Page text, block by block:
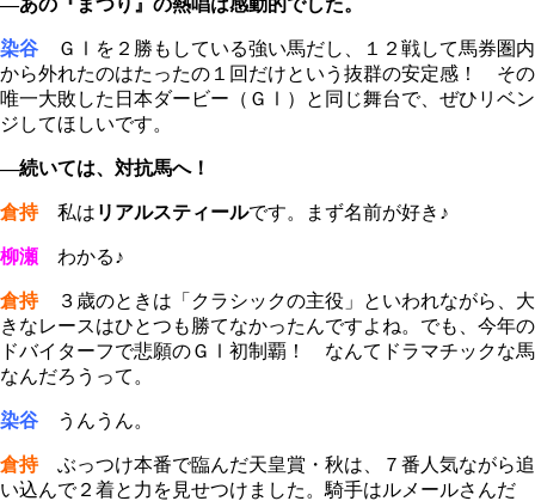
染谷 ＧⅠを２勝もしている強い馬だし、１２戦して馬券圏内
から外れたのはたったの１回だけという抜群の安定感！ その
唯一大敗した日本ダービー（ＧⅠ）と同じ舞台で、ぜひリベン
ジしてほしいです。
―続いては、対抗馬へ！
倉持私は リアルスティールです。まず名前が好き♪
柳瀬 わかる♪
倉持３歳のときは「クラシックの主役」といわれながら、大
きなレースはひとつも勝てなかったんですよね。でも、今年の
ドバイターフで悲願のＧⅠ初制覇！ なんてドラマチックな馬
なんだろうって。
染谷 うんうん。
倉持ぶっつけ本番で臨んだ天皇賞・秋は、７番人気ながら追
い込んで２着と力を見せつけました。騎手はルメールさんだ